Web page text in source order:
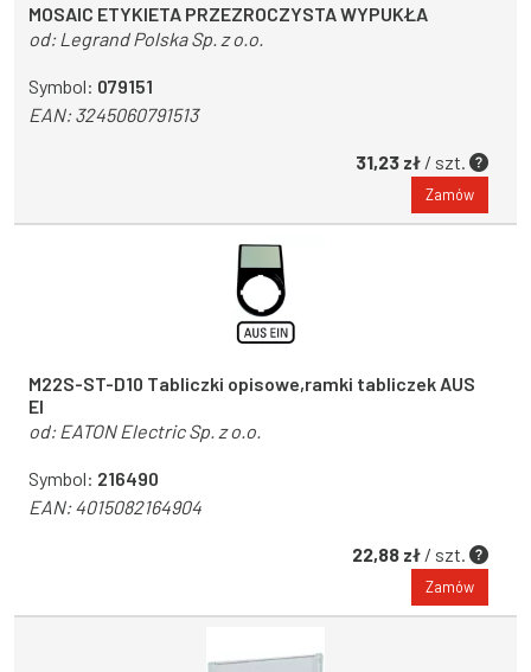
MOSAIC ETYKIETA PRZEZROCZYSTA WYPUKŁA
od: Legrand Polska Sp. z o.o.
Symbol: 079151
EAN:3245060791513
31,23 zł / szt.
Zamów
M22S-ST-D10 Tabliczki opisowe,ramki tabliczek AUS
EI
od: EATON Electric Sp. z o.o.
Symbol: 216490
EAN:4015082164904
22,88 zł / szt.
Zamów